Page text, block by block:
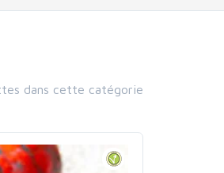
dans cette catégorie